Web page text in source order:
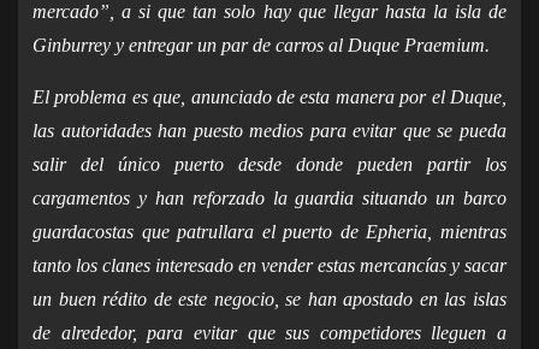
mercado”
a si que tan solo hay que llegar hasta la isla de
Ginburrey y entregar un par de carros al Duque Praemium.
El problema es que, anunciado de esta manera por el Duque,
las autoridades han puesto medios para evitar que se pueda
salir del único puerto desde donde pueden partir los
cargamentos y han reforzado la guardia situando un barco
guardacostas que patrullara el puerto de Epheria, mientras
tanto los clanes interesado en vender estas mercancías y sacar
un buen rédito de este negocio, se han apostado en las islas
de alrededor, para evitar que sus competidores lleguen a